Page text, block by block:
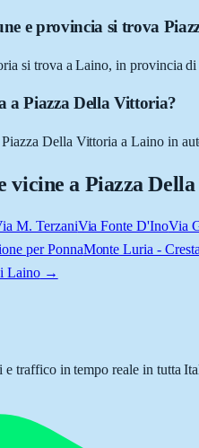
e provincia si trova
si trova a Laino, in provincia
a Piazza Della Vittoria?
Della Vittoria a Laino in
vicine a Piazza
M. TerzaniVia Fonte D'InoVia
per PonnaMonte Luria -
Laino→
e traffico in tempo reale in tutta